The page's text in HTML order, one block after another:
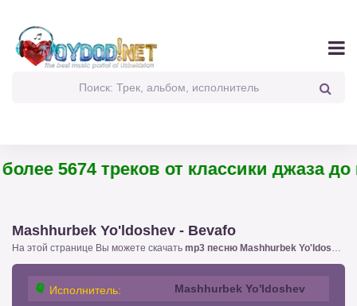
5674 треков от классики джаза до
Mashhurbek Yo'ldoshev - Bevafo
На этой странице Вы можете скачать mp3 песню Mashhurbek Yo'ldoshev - Bevafo
Исполнитель: Mashhurbek Yo'ldoshev